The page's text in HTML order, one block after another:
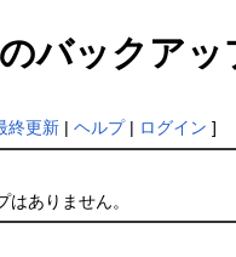
のバックアッ
終更新| ヘルプ| ログイン ]
ありません。